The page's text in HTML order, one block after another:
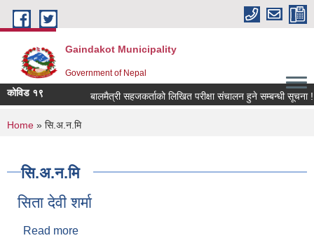
Skip to main content
Gaindakot Municipality
Government of Nepal
कोविड १९ बालमैत्री सहजकर्ताको लिखित परीक्षा संचालन हुने सम्बन्धी सूचना !
You are here
Home » सि.अ.न.मि
सि.अ.न.मि
सिता देवी शर्मा
Read more